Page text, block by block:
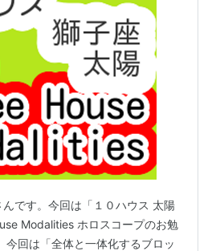
です。今回は「１０ハウス 太陽
Modalities ホロスコープのお勉
今回は「全体と一体化するブロッ